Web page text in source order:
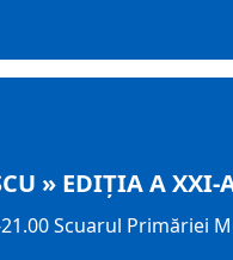
» EDIŢIA A XXI-
Scuarul Primăriei